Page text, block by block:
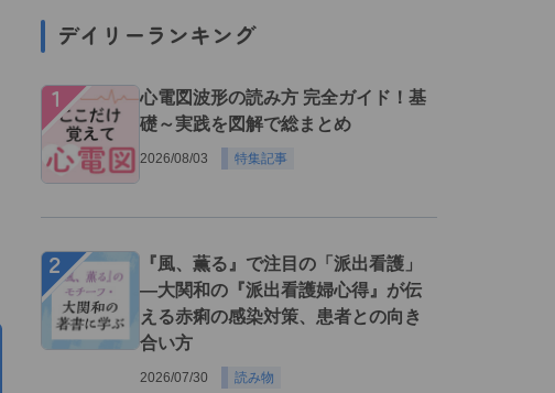
デイリーランキング
１
心電図波形の読み方 完全ガイド！基
礎～実践を図解で総まとめ
2026/08/03 特集記事
２
『風、薫る』で注目の「派出看護」
―大関和の『派出看護婦心得』が伝
える赤痢の感染対策、患者との向き
合い方
2026/07/30 読み物